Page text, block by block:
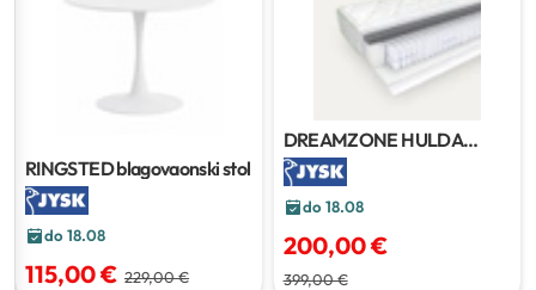
RINGSTED blagovaonski stol
do 18.08
115,00 € 229,00 €
DREAMZONE HULDA
madrac
do 18.08
200,00 €
399,00 €